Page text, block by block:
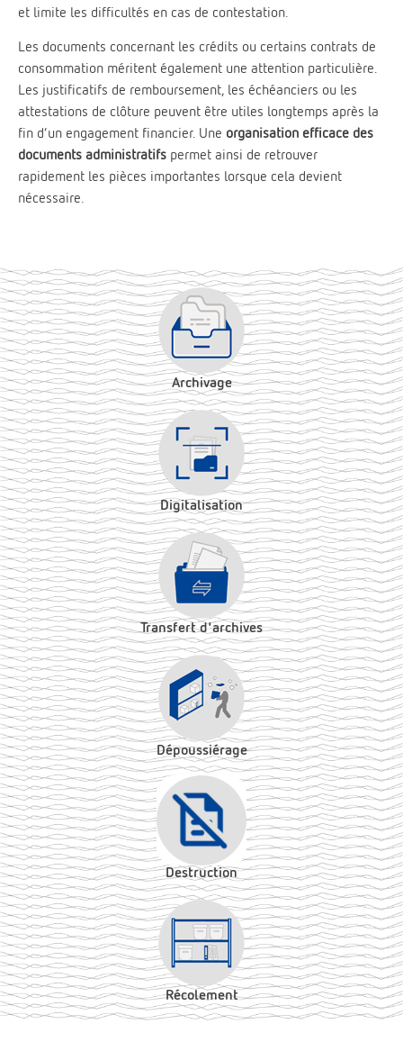
et limite les difficultés en cas de contestation.
Les documents concernant les crédits ou certains contrats de
consommation méritent également une attention particulière.
Les justificatifs de remboursement, les échéanciers ou les
attestations de clôture peuvent être utiles longtemps après la
fin d’un engagement financier. Une organisation efficace des
documents administratifs permet ainsi de retrouver
rapidement les pièces importantes lorsque cela devient
nécessaire.
Archivage
Digitalisation
Transfert d'archives
Dépoussiérage
Destruction
Récolement